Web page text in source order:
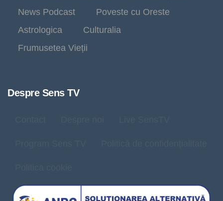
News Podcast
Poveste cu Oreste
Astrologica
Culturalia
Frumusetea Vieții
Despre Sens TV